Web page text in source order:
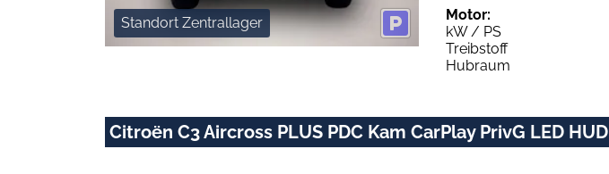
Standort Zentrallager
Motor:
kW / PS
Treibstoff
Hubraum
Citroën C3 Aircross PLUS PDC Kam CarPlay PrivG LED HUD